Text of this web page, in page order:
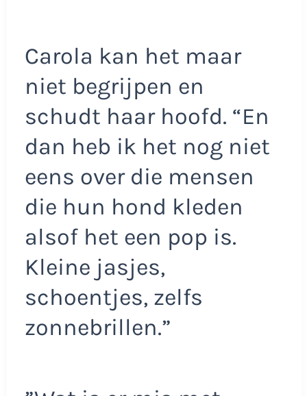
Carola kan het maar
niet begrijpen en
schudt haar hoofd. “En
dan heb ik het nog niet
eens over die mensen
die hun hond kleden
alsof het een pop is.
Kleine jasjes,
schoentjes, zelfs
zonnebrillen.”